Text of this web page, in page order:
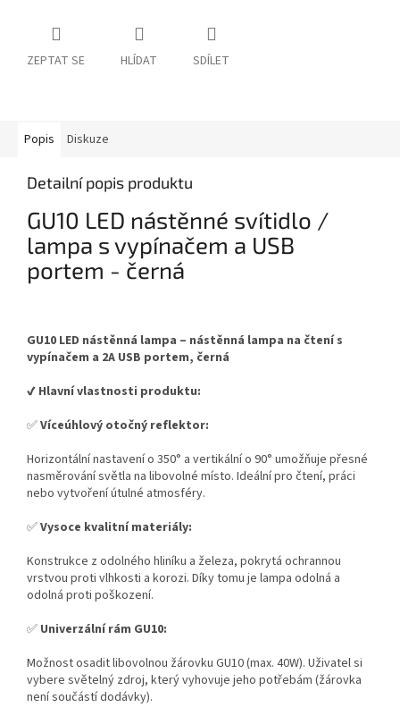
ZEPTAT SE HLÍDAT SDÍLET
Popis Diskuze
Detailní popis produktu
GU10 LED nástěnné svítidlo /
lampa s vypínačem a USB
portem - černá
GU10 LED nástěnná lampa – nástěnná lampa na čtení s
vypínačem a 2A USB portem, černá
✔️ Hlavní vlastnosti produktu:
✅Víceúhlový otočný reflektor:
Horizontální nastavení o 350° a vertikální o 90° umožňuje přesné
nasměrování světla na libovolné místo. Ideální pro čtení, práci
nebo vytvoření útulné atmosféry.
✅Vysoce kvalitní materiály:
Konstrukce z odolného hliníku a železa, pokrytá ochrannou
vrstvou proti vlhkosti a korozi. Díky tomu je lampa odolná a
odolná proti poškození.
✅ Univerzální rám GU10:
Možnost osadit libovolnou žárovku GU10 (max. 40W). Uživatel si
vybere světelný zdroj, který vyhovuje jeho potřebám (žárovka
není součástí dodávky).